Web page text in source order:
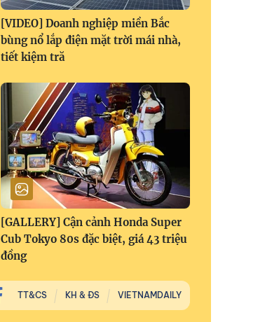
[VIDEO] Doanh nghiệp miền Bắc
bùng nổ lắp điện mặt trời mái nhà,
tiết kiệm tră
[GALLERY] Cận cảnh Honda Super
Cub Tokyo 80s đặc biệt, giá 43 triệu
đồng
TT&CS KH & ĐS VIETNAMDAILY